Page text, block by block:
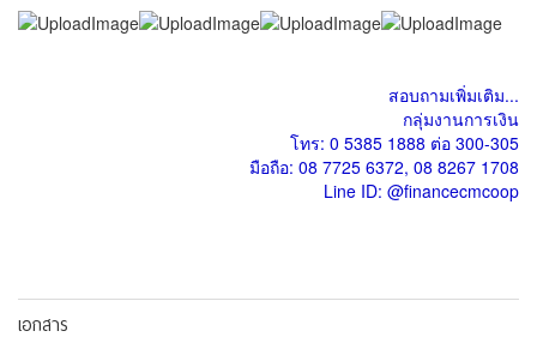
สอบถามเพิ่มเติม...
กลุ่มงานการเงิน
โทร: 0 5385 1888 ต่อ 300-305
มือถือ: 08 7725 6372, 08 8267 1708
Line ID: @financecmcoop
เอกสาร